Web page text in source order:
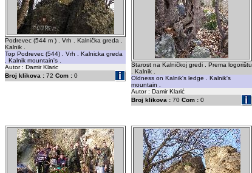
Podrevec (544 m ) . Vrh . Kalnička greda .
Kalnik .
Top Podrevec (544) . Vrh . Kalnicka greda
. Kalnik mountain's .
Autor : Damir Klaric
Broj klikova : 72 Com : 0
Starost na Kalničkoj gredi . Prema logorištu
. Kalnik .
Oldness on Kalnik's ledge . Kalnik's
mountain .
Autor : Damir Klarić
Broj klikova : 70 Com : 0